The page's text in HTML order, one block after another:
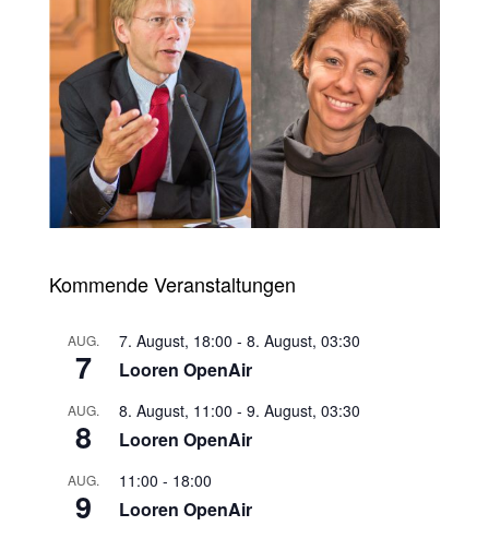
Kommende Veranstaltungen
AUG.
7
7. August, 18:00 - 8. August, 03:30
Looren OpenAir
AUG.
8
8. August, 11:00 - 9. August, 03:30
Looren OpenAir
AUG.
9
11:00 - 18:00
Looren OpenAir